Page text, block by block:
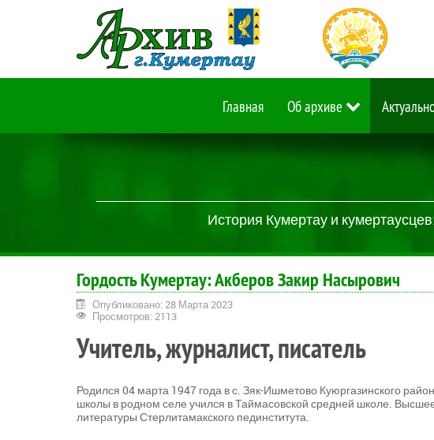
Главная Об архиве
История Кумертау и
Гордость Кумертау: Акберов Закир Насырович
Опубликовано: 28 Марта 2023
Просмотров: 2113
Учитель, журналист, писатель
Родился 04 марта 1947 года в с. Зяк-Ишметово Куюргазинского
школы в родном селе учился в Таймасовской средней школе.
литературы Стерлитамакского пединститута.